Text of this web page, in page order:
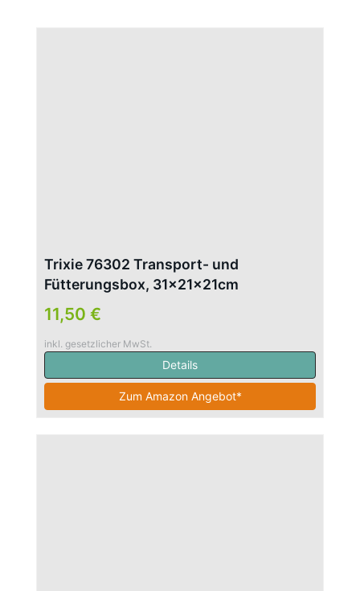
Trixie 76302 Transport- und
Fütterungsbox, 31×21×21cm
11,50 €
inkl. gesetzlicher MwSt.
Details
Zum Amazon Angebot*